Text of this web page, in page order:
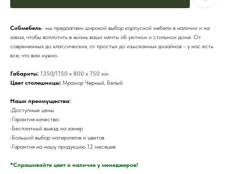
Сибмебель- мы предлагаем широкий выбор корпусной мебели в наличии и на
заказ, чтобы воплотить в жизнь ваши мечты об уютном и стильном доме. От
современных до классических, от простых до изысканных дизайнов - у нас есть
все, что вам нужно.
Габариты: 1350/1750 х 800 х 750 мм
Цвет столешницы: Мрамор Черный, Белый
Наши преимущества:
•Доступные цены
•Гарантия качества
•Бесплатный выезд на замер
•Большой выбор материалов и цветов
•Гарантия на нашу продукцию 12 месяцев
*Спрашивайте цвет и наличие у менеджеров!